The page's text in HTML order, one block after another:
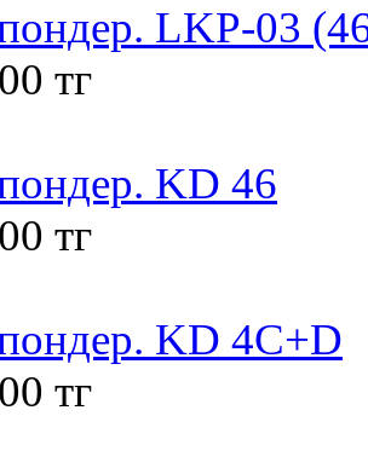
LKP-03
тг
KD 46
тг
KD 4C+D
тг